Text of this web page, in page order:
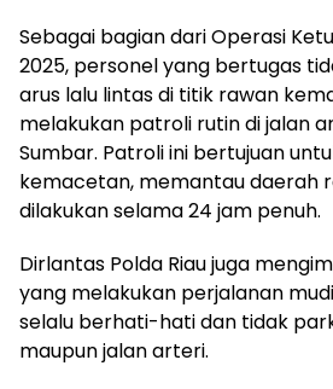
Sebagai bagian dari Operasi
2025, personel yang bertugas
arus lalu lintas di titik rawan
melakukan patroli rutin di jalan
Sumbar. Patroli ini bertujuan
kemacetan, memantau daerah
dilakukan selama 24 jam penuh.
Dirlantas Polda Riau juga
yang melakukan perjalanan
selalu berhati-hati dan tidak
maupun jalan arteri.